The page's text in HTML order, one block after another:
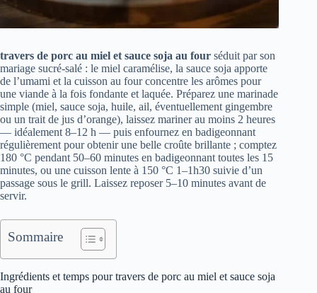
travers de porc au miel et sauce soja au four séduit par son
mariage sucré‑salé : le miel caramélise, la sauce soja apporte
de l’umami et la cuisson au four concentre les arômes pour
une viande à la fois fondante et laquée. Préparez une marinade
simple (miel, sauce soja, huile, ail, éventuellement gingembre
ou un trait de jus d’orange), laissez mariner au moins 2 heures
— idéalement 8–12 h — puis enfournez en badigeonnant
régulièrement pour obtenir une belle croûte brillante ; comptez
180 °C pendant 50–60 minutes en badigeonnant toutes les 15
minutes, ou une cuisson lente à 150 °C 1–1h30 suivie d’un
passage sous le grill. Laissez reposer 5–10 minutes avant de
servir.
Sommaire
Ingrédients et temps pour travers de porc au miel et sauce soja
au four